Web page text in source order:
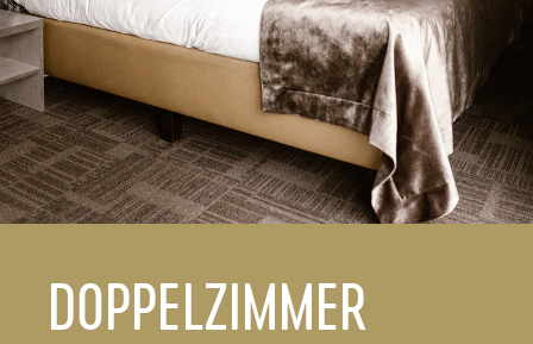
DOPPELZIMMER